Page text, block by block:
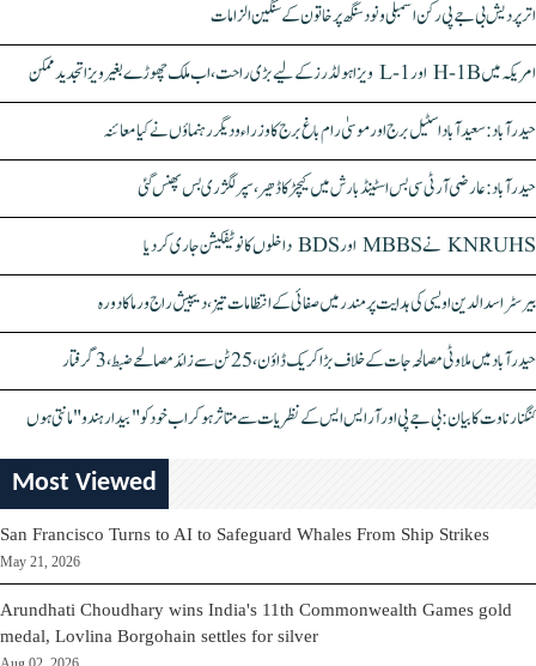
اتر پردیش بی جے پی رکن اسمبلی ونود سنگھ پر خاتون کے سنگین الزامات
امریکہ میں H-1B اور L-1 ویزا ہولڈرز کے لیے بڑی راحت، اب ملک چھوڑے بغیر ویزا تجدید ممکن
حیدرآباد: سعیدآباد اسٹیل برج اور موسیٰ رام باغ برج کا وزراء و دیگر رہنماؤں نے کیا معائنہ
حیدرآباد: عارضی آر ٹی سی بس اسٹینڈ بارش میں کیچڑ کا ڈھیر، سپر لگژری بس پھنس گئی
KNRUHS نے MBBS اور BDS داخلوں کا نوٹیفکیشن جاری کر دیا
بیرسٹر اسدالدین اویسی کی ہدایت پر مندر میں صفائی کے انتظامات تیز، دیپیش راج ورما کا دورہ
حیدرآباد میں ملاوٹی مصالحہ جات کے خلاف بڑا کریک ڈاؤن، 25 ٹن سے زائد مصالحے ضبط، 3 گرفتار
کنگنا رناوت کا بیان: بی جے پی اور آر ایس ایس کے نظریات سے متاثر ہو کر اب خود کو "بیدار ہندو" مانتی ہوں
Most Viewed
San Francisco Turns to AI to Safeguard Whales From Ship Strikes
May 21, 2026
Arundhati Choudhary wins India's 11th Commonwealth Games gold
medal, Lovlina Borgohain settles for silver